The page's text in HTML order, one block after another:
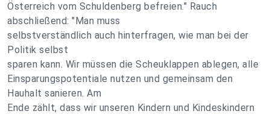
Österreich vom Schuldenberg befreien." Rauch
abschließend: "Man muss
selbstverständlich auch hinterfragen, wie man bei der
Politik selbst
sparen kann. Wir müssen die Scheuklappen ablegen, alle
Einsparungspotentiale nutzen und gemeinsam den
Hauhalt sanieren. Am
Ende zählt, dass wir unseren Kindern und Kindeskindern